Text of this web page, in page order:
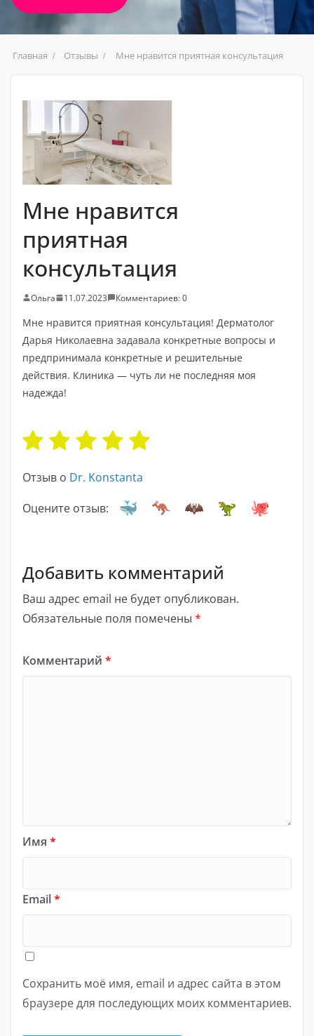
Главная Отзывы Мне нравится приятная консультация
Мне нравится
приятная
консультация
Ольга 11.07.2023 Комментариев: 0
Мне нравится приятная консультация! Дерматолог
Дарья Николаевна задавала конкретные вопросы и
предпринимала конкретные и решительные
действия. Клиника — чуть ли не последняя моя
надежда!
Отзыв о Dr. Konstanta
Оцените отзыв:
Добавить комментарий
Ваш адрес email не будет опубликован.
Обязательные поля помечены *
Комментарий *
Имя *
Email*
Сохранить моё имя, email и адрес сайта в этом
браузере для последующих моих комментариев.